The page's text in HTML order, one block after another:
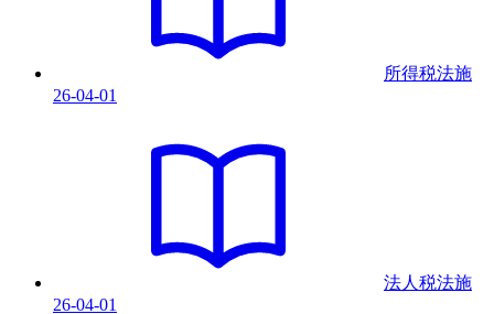
所得税法施
26-04-01
法人税法施
26-04-01